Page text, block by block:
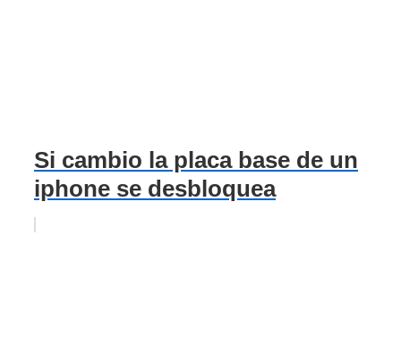
Si cambio la placa base de un
iphone se desbloquea